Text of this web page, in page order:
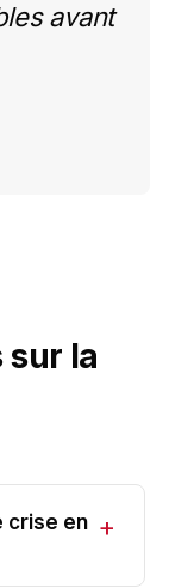
avant
sur la
crise en +